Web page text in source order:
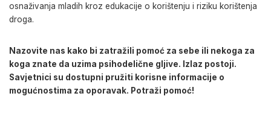
osnaživanja mladih kroz edukacije o korištenju i riziku korištenja
droga.
Nazovite nas kako bi zatražili pomoć za sebe ili nekoga za
koga znate da uzima psihodelične gljive. Izlaz postoji.
Savjetnici su dostupni pružiti korisne informacije o
mogućnostima za oporavak. Potraži pomoć!